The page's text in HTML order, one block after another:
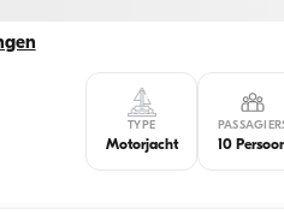
TYPE
Motorjacht 10